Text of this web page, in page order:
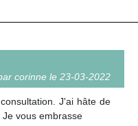
corinne le 23-03-2022
J'ai hâte de
vous embrasse